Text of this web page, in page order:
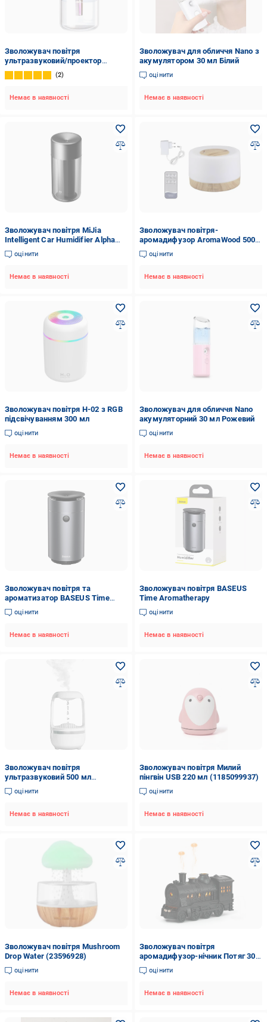
Зволожувач повітря
ультразвуковий/проектор
зоряного неба USB (23373322)
2
Немає в наявності
Зволожувач для обличчя Nano з
акумулятором 30 мл Білий
оцінити
Немає в наявності
Зволожувач повітря MiJia
Intelligent Car Humidifier Alpha
Color N614‑CN Black (34582584)
оцінити
Немає в наявності
Зволожувач повітря-
аромадифузор AromaWood 500
мл LED 7 кольорів/з пультом/
автостоп
оцінити
Немає в наявності
Зволожувач повітря H-02 з RGB
підсвічуванням 300 мл
оцінити
Немає в наявності
Зволожувач для обличчя Nano
акумуляторний 30 мл Рожевий
оцінити
Немає в наявності
Зволожувач повітря та
ароматизатор BASEUS Time
Aromatherapy 75 мл Сірий
(DHSG-0G)
оцінити
Немає в наявності
Зволожувач повітря BASEUS
Time Aromatherapy
оцінити
Немає в наявності
Зволожувач повітря
ультразвуковий 500 мл
(28524379)
оцінити
Немає в наявності
Зволожувач повітря Милий
пінгвін USB 220 мл (1185099937)
оцінити
Немає в наявності
Зволожувач повітря Mushroom
Drop Water (23596928)
оцінити
Немає в наявності
Зволожувач повітря
аромадифузор-нічник Потяг 300
мл з LED-підсвіткою пультом і
таймером (TW-300)
оцінити
Немає в наявності